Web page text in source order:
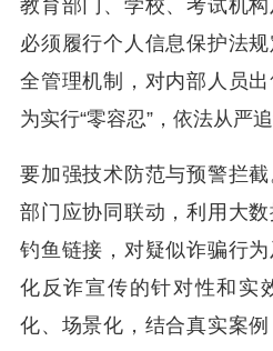
教育部门、学校、考试机构
必须履行个人信息保护法
全管理机制，对内部人员
为实行“零容忍”，依法从严追
要加强技术防范与预警拦
部门应协同联动，利用大
钓鱼链接，对疑似诈骗行
化反诈宣传的针对性和实
化、场景化，结合真实案